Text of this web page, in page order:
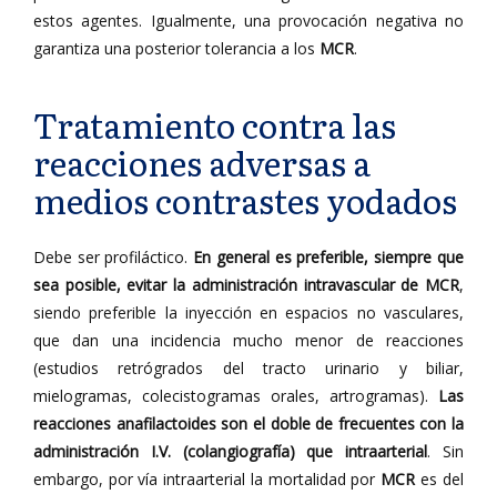
estos agentes. Igualmente, una provocación negativa no
garantiza una posterior tolerancia a los MCR.
Tratamiento contra las
reacciones adversas a
medios contrastes yodados
Debe ser profiláctico. En general es preferible, siempre que
sea posible, evitar la administración intravascular de MCR,
siendo preferible la inyección en espacios no vasculares,
que dan una incidencia mucho menor de reacciones
(estudios retrógrados del tracto urinario y biliar,
mielogramas, colecistogramas orales, artrogramas). Las
reacciones anafilactoides son el doble de frecuentes con la
administración I.V. (colangiografía) que intraarterial. Sin
embargo, por vía intraarterial la mortalidad por MCRes del